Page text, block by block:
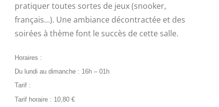
pratiquer toutes sortes de jeux (snooker,
français…). Une ambiance décontractée et des
soirées à thème font le succès de cette salle.
Horaires :
Du lundi au dimanche : 16h – 01h
Tarif :
Tarif horaire : 10,80 €